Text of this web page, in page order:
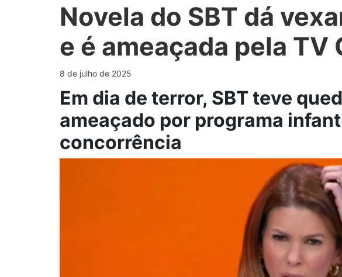
Novela do SBT dá
e é ameaçada pela TV
8 de julho de 2025
Em dia de terror, SBT teve
ameaçado por programa
concorrência